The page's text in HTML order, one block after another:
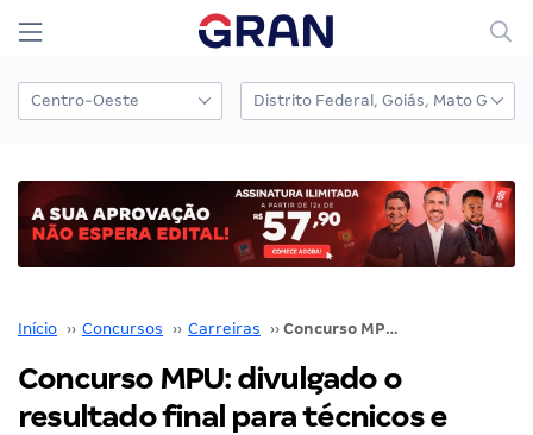
Início ›› Concursos ›› Carreiras ›› Concurso MPU: divulgado o resultado final para técnicos e analistas!
Concurso MPU: divulgado o
resultado final para técnicos e